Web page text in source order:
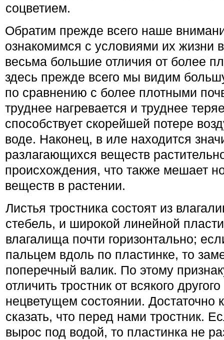
соцветием.
Обратим прежде всего наше
ознакомимся с условиями их жизни
весьма большие отличия от более
здесь прежде всего мы видим
по сравнению с более плотными
труднее нагревается и труднее
способствует скорейшей потере
воде. Наконец, в иле находится
разлагающихся веществ
происхождения, что также мешает
веществ в ра­стении.
Листья тростника состоят из
стебель, и широкой линейной
влагалища почти горизонтально;
пальцем вдоль по пластинке, то
поперечный валик. По этому
отличить тростник от всякого
нецветущем состоянии. Достаточно
сказать, что перед нами трост­ник.
вырос под водой, то пла­стинка не